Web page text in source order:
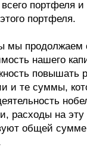
портфеля
портфеля.
мы продолжаем
нашего
повышать
и те суммы,
расходы на
общей